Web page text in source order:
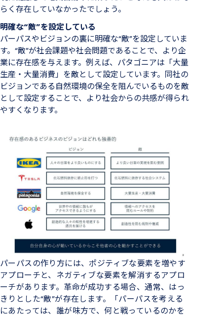
らく存在していなかったでしょう。
明確な“敵”を設定している
パーパスやビジョンの裏に明確な“敵”を設定していま
す。“敵”が社会課題や社会問題であることで、より企
業に存在感を与えます。例えば、パタゴニアは「大量
生産・大量消費」を敵として設定しています。同社の
ビジョンである自然環境の保全を阻んでいるものを敵
として設定することで、より社会からの共感が得られ
やすくなります。
パーパスの作り方には、ポジティブな要素を増やす
アプローチと、ネガティブな要素を解消するアプロ
ーチがあります。革命が成功する場合、通常、はっ
きりとした“敵”が存在します。「パーパスを考える
にあたっては、誰が味方で、何と戦っているのかを